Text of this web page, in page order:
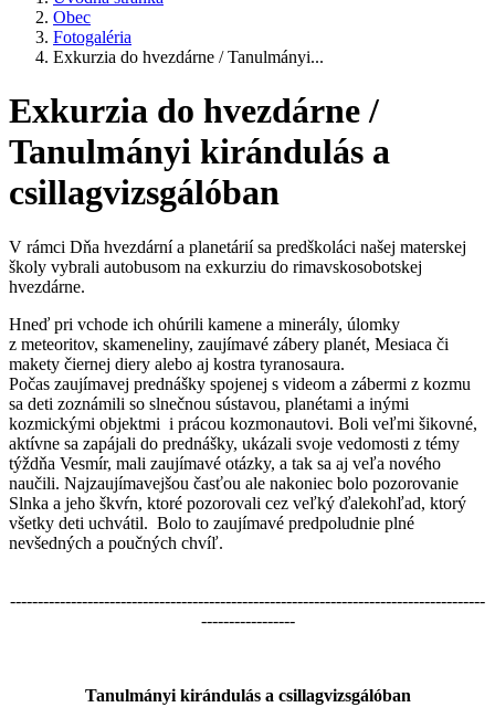
Obec
Fotogaléria
Exkurzia do hvezdárne / Tanulmányi...
Exkurzia do hvezdárne /
Tanulmányi kirándulás a
csillagvizsgálóban
V rámci Dňa hvezdární a planetárií sa predškoláci našej materskej
školy vybrali autobusom na exkurziu do rimavskosobotskej
hvezdárne.
Hneď pri vchode ich ohúrili kamene a minerály, úlomky
z meteoritov, skameneliny, zaujímavé zábery planét, Mesiaca či
makety čiernej diery alebo aj kostra tyranosaura.
Počas zaujímavej prednášky spojenej s videom a zábermi z kozmu
sa deti zoznámili so slnečnou sústavou, planétami a inými
kozmickými objektmi i prácou kozmonautovi. Boli veľmi šikovné,
aktívne sa zapájali do prednášky, ukázali svoje vedomosti z témy
týždňa Vesmír, mali zaujímavé otázky, a tak sa aj veľa nového
naučili. Najzaujímavejšou časťou ale nakoniec bolo pozorovanie
Slnka a jeho škvŕn, ktoré pozorovali cez veľký ďalekohľad, ktorý
všetky deti uchvátil. Bolo to zaujímavé predpoludnie plné
nevšedných a poučných chvíľ.
--------------------------------------------------------------------------------------
-----------------
Tanulmányi kirándulás a csillagvizsgálóban